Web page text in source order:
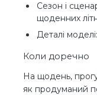
Сезон і
щоденних
Деталі
Коли доречно
На щодень,
як продуманий